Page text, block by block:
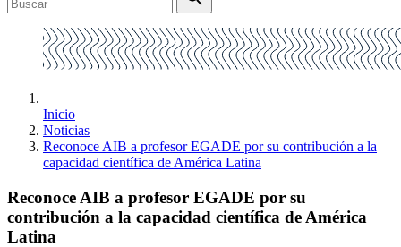
Inicio
Noticias
Reconoce AIB a profesor EGADE por su contribución a la
capacidad científica de América Latina
Reconoce AIB a profesor EGADE por su
contribución a la capacidad científica de América
Latina